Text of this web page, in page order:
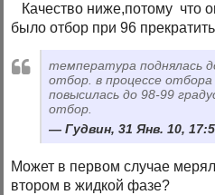
Качество ниже,потому что
было отбор при 96
температура поднялась
отбор. в процессе
повысилась до 98-99
отбор.
Гудвин, 31 Янв. 10,
Может в первом случае
втором в жидкой фазе?